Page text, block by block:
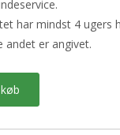
har mindst 4 ugers
andet er angivet.